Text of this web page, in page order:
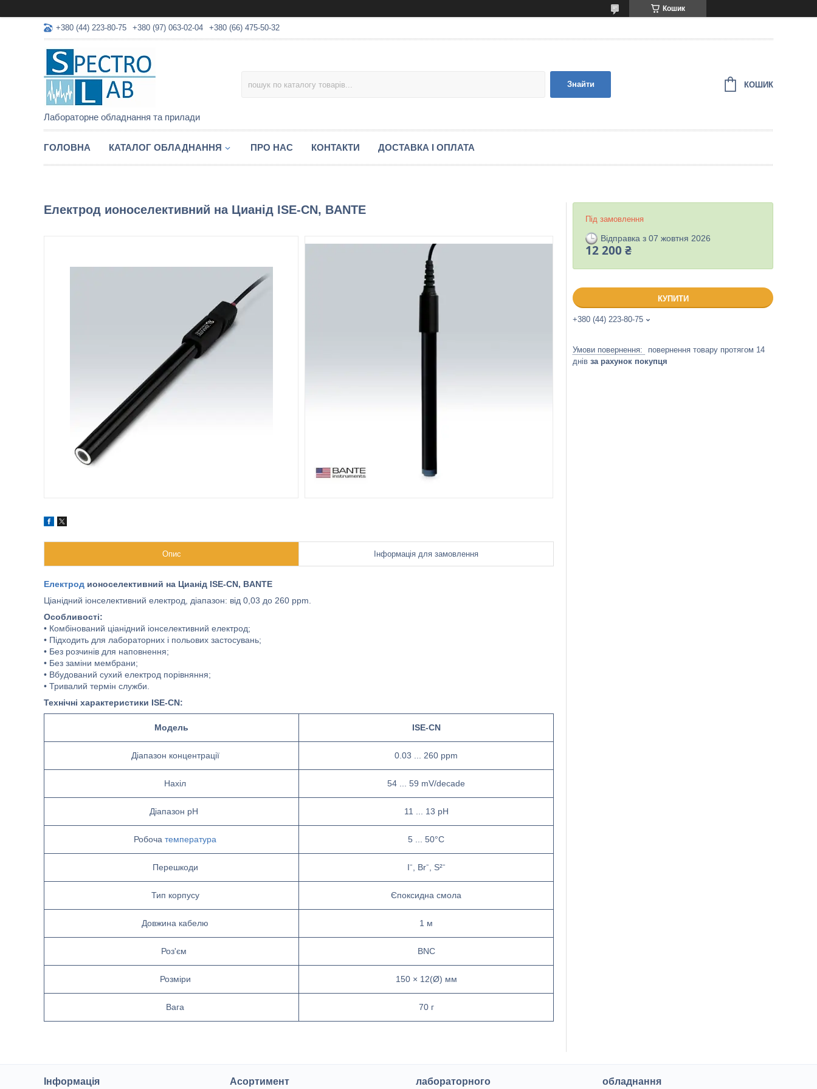
Кошик
+380 (44) 223-80-75 +380 (97) 063-02-04 +380 (66) 475-50-32
Лабораторне обладнання та прилади
Знайти КОШИК
ГОЛОВНА КАТАЛОГ ОБЛАДНАННЯ ПРО НАС КОНТАКТИ ДОСТАВКА І ОПЛАТА
Електрод ионоселективний на Цианід ISE-CN, BANTE
Опис Інформація для замовлення
Електрод ионоселективний на Цианід ISE-CN, BANTE
Ціанідний іонселективний електрод, діапазон: від 0,03 до 260 ppm.
Особливості:
• Комбінований ціанідний іонселективний електрод;
• Підходить для лабораторних і польових застосувань;
• Без розчинів для наповнення;
• Без заміни мембрани;
• Вбудований сухий електрод порівняння;
• Тривалий термін служби.
Технічні характеристики ISE-CN:
Mодель ISE-CN
Діапазон концентрації 0.03 ... 260 ppm
Нахіл 54 ... 59 mV/decade
Діапазон pH 11 ... 13 pH
Робоча температура 5 ... 50°C
Перешкоди Iˉ, Brˉ, S²ˉ
Тип корпусу Єпоксидна смола
Довжина кабелю 1 м
Роз'єм BNC
Розміри 150 × 12(Ø) мм
Вага 70 г
Під замовлення
Відправка з 07 жовтня 2026
12 200 ₴
КУПИТИ
+380 (44) 223-80-75
повернення товару протягом 14
днів за рахунок покупця
Інформація Асортимент лабораторного обладнання